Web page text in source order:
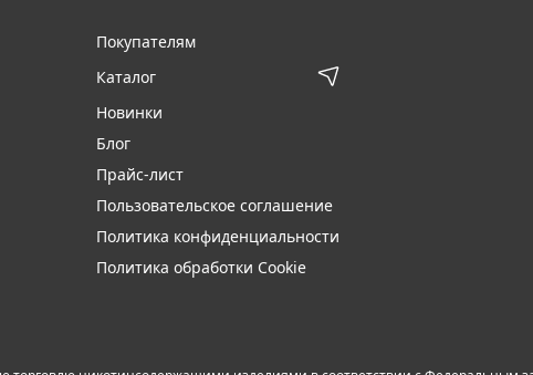
Покупателям
Каталог
Новинки
Блог
Прайс-лист
Пользовательское соглашение
Политика конфиденциальности
Политика обработки Cookie